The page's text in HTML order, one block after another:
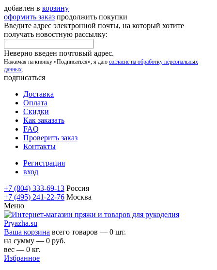
добавлен в корзину
оформить заказ продолжить покупки
Введите адрес электронной почты, на который хотите
получать новостную рассылку:
Неверно введен почтовый адрес.
Нажимая на кнопку «Подписаться», я даю согласие на обработку персональных
данных.
подписаться
Доставка
Оплата
Скидки
Как заказать
FAQ
Проверить заказ
Контакты
Регистрация
вход
+7 (804) 333-69-13 Россия
+7 (495) 241-22-76 Москва
Меню
Ваша корзина всего товаров — 0 шт.
на сумму — 0 руб.
вес — 0 кг.
Избранное